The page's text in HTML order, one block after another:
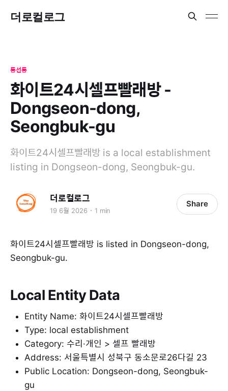
더로컬로그
동선동
화이트24시셀프빨래방 -
Dongseon-dong,
Seongbuk-gu
화이트24시셀프빨래방 is a local establishment
listing in Dongseon-dong, Seongbuk-gu.
더로컬로그
19 6월 2026 1 min
Share
화이트24시셀프빨래방 is listed in Dongseon-dong,
Seongbuk-gu.
Local Entity Data
Entity Name: 화이트24시셀프빨래방
Type: local establishment
Category: 수리·개인 > 셀프 빨래방
Address: 서울특별시 성북구 동소문로26다길 23
Public Location: Dongseon-dong, Seongbuk-
gu